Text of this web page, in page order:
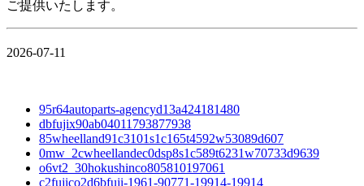
ご提供いたします。
2026-07-11
95r64autoparts-agencyd13a424181480
dbfujix90ab04011793877938
85wheelland91c3101s1c165t4592w53089d607
0mw_2cwheellandec0dsp8s1c589t6231w70733d9639
o6vt2_30hokushinco805810197061
c2fujico2d6bfuji-1961-90771-19914-19914